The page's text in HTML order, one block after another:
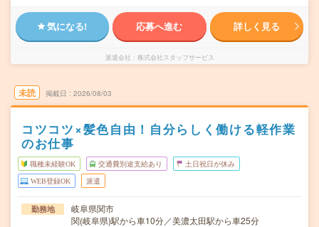
気になる! 応募へ進む 詳しく見る
派遣会社 株式会社スタッフサービス
未読 掲載日 2026/08/03
コツコツ×髪色自由！自分らしく働ける軽作業
のお仕事
職種未経験OK 交通費別途支給あり 土日祝日が休み
WEB登録OK 派遣
勤務地
岐阜県関市
関(岐阜県)駅から車10分／美濃太田駅から車25分